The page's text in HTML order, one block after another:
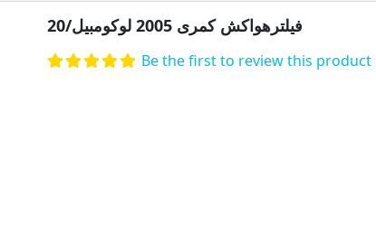
فیلترهواکش کمری 2005 لوکومبیل/20
Be the first to review this product